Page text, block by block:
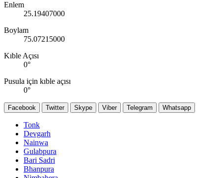
Enlem
25.19407000
Boylam
75.07215000
Kıble Açısı
0°
Pusula için kıble açısı
0°
Facebook Twitter Skype Viber Telegram Whatsapp
Tonk
Devgarh
Nainwa
Gulabpura
Bari Sadri
Bhanpura